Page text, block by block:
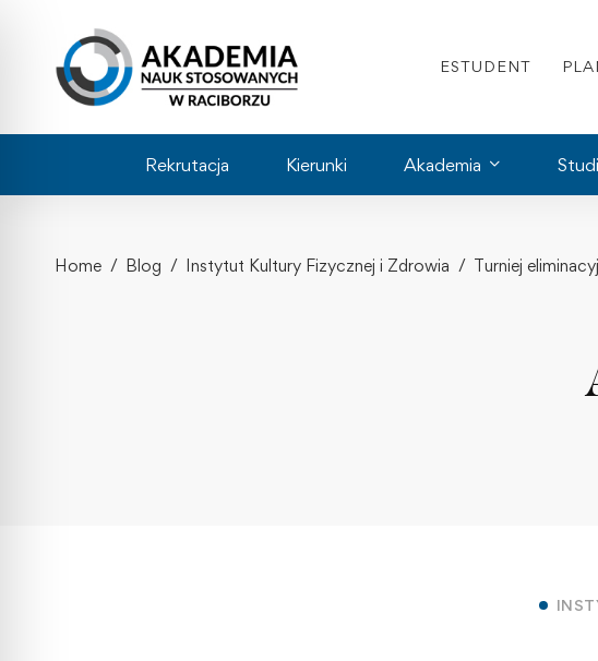
ESTUDENT
Rekrutacja Kierunki Akademia
Home Blog Instytut Kultury Fizycznej i Zdrowia Turniej